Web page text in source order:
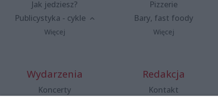
Jak jedziesz?
Publicystyka - cykle
Więcej
Pizzerie
Bary, fast foody
Więcej
Wydarzenia
Koncerty
Redakcja
Kontakt